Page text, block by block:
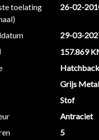
5
Benzine
2010
Aanwezig (dealer
1.598 cc
34
kW (116 PK)
188 km/u
toelating
26-02-
29-03-
157.869
Hatchback
Grijs
Stof
Antraciet
5